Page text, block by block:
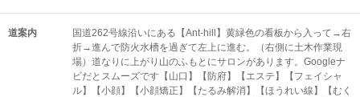
道案内
国道262号線沿いにある【Ant-hill】黄緑色の看板から入って→右
折→進んで防火水槽を過ぎて左上に進む。（右側に土木作業現
場）道なりに上がり山のふもとにサロンがあります。Googleナ
ビだとスムーズです【山口】【防府】【エステ】【フェイシャ
ル】【小顔】【小顔矯正】【たるみ解消】【ほうれい線】【むく